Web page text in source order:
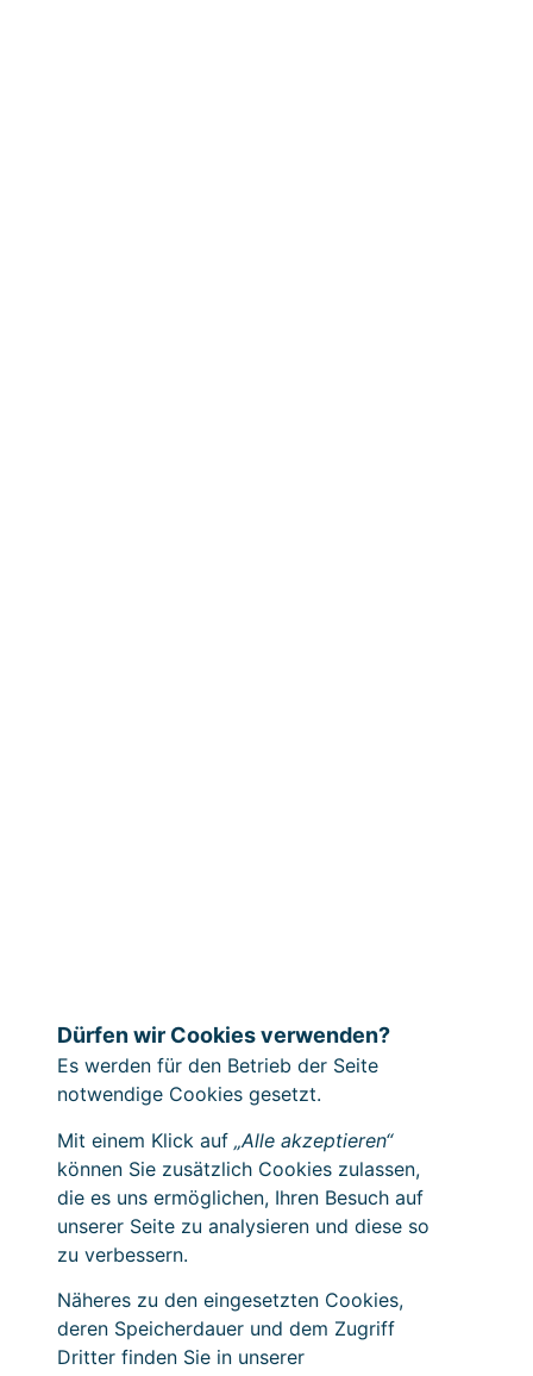
Dürfen wir Cookies verwenden?
Es werden für den Betrieb der Seite
notwendige Cookies gesetzt.
Mit einem Klick auf „Alle akzeptieren“
können Sie zusätzlich Cookies zulassen,
die es uns ermöglichen, Ihren Besuch auf
unserer Seite zu analysieren und diese so
zu verbessern.
Näheres zu den eingesetzten Cookies,
deren Speicherdauer und dem Zugriff
Dritter finden Sie in unserer